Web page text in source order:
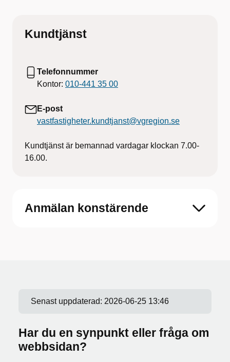
Kundtjänst
Telefonnummer
Kontor: 010-441 35 00
E-post
vastfastigheter.kundtjanst@vgregion.se
Kundtjänst är bemannad vardagar klockan 7.00-
16.00.
Anmälan konstärende
Senast uppdaterad: 2026-06-25 13:46
Har du en synpunkt eller fråga om
webbsidan?